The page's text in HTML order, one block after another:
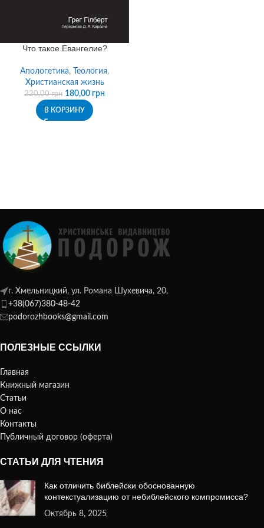
Что такое Евангелие?
Апологетика, Теология,
Христианская жизнь
220,00грн 180,00 грн
В КОРЗИНУ
г. Хмельницкий, ул. Романа Шухевича, 20,
+38(067)380-48-42
podorozhbooks@gmail.com
ПОЛЕЗНЫЕ ССЫЛКИ
Главная
Книжный магазин
Статьи
О нас
Контакты
Публичный договор (оферта)
СТАТЬИ ДЛЯ ЧТЕНИЯ
Как отличить библейски обоснованную
контекстуализацию от небиблейского компромисса?
Октябрь 8, 2025